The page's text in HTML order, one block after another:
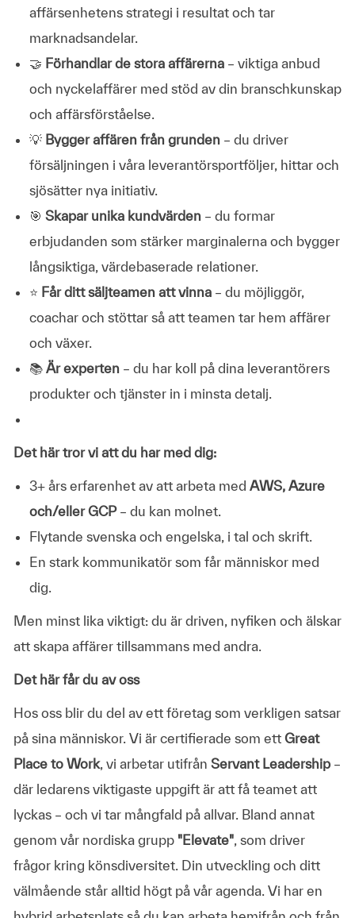
affärsenhetens strategi i resultat och tar
marknadsandelar.
🤝 Förhandlar de stora affärerna – viktiga anbud
och nyckelaffärer med stöd av din branschkunskap
och affärsförståelse.
💡 Bygger affären från grunden – du driver
försäljningen i våra leverantörsportföljer, hittar och
sjösätter nya initiativ.
🎯 Skapar unika kundvärden – du formar
erbjudanden som stärker marginalerna och bygger
långsiktiga, värdebaserade relationer.
⭐ Får ditt säljteamen att vinna – du möjliggör,
coachar och stöttar så att teamen tar hem affärer
och växer.
📚 Är experten – du har koll på dina leverantörers
produkter och tjänster in i minsta detalj.
Det här tror vi att du har med dig:
3+ års erfarenhet av att arbeta med AWS, Azure
och/eller GCP – du kan molnet.
Flytande svenska och engelska, i tal och skrift.
En stark kommunikatör som får människor med
dig.
Men minst lika viktigt: du är driven, nyfiken och älskar
att skapa affärer tillsammans med andra.
Det här får du av oss
Hos oss blir du del av ett företag som verkligen satsar
på sina människor. Vi är certifierade som ett Great
Place to Work, vi arbetar utifrån Servant Leadership –
där ledarens viktigaste uppgift är att få teamet att
lyckas – och vi tar mångfald på allvar. Bland annat
genom vår nordiska grupp "Elevate", som driver
frågor kring könsdiversitet. Din utveckling och ditt
välmående står alltid högt på vår agenda. Vi har en